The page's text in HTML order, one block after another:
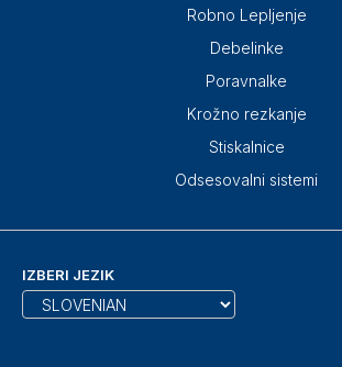
Robno Lepljenje
Debelinke
Poravnalke
Krožno rezkanje
Stiskalnice
Odsesovalni sistemi
IZBERI JEZIK